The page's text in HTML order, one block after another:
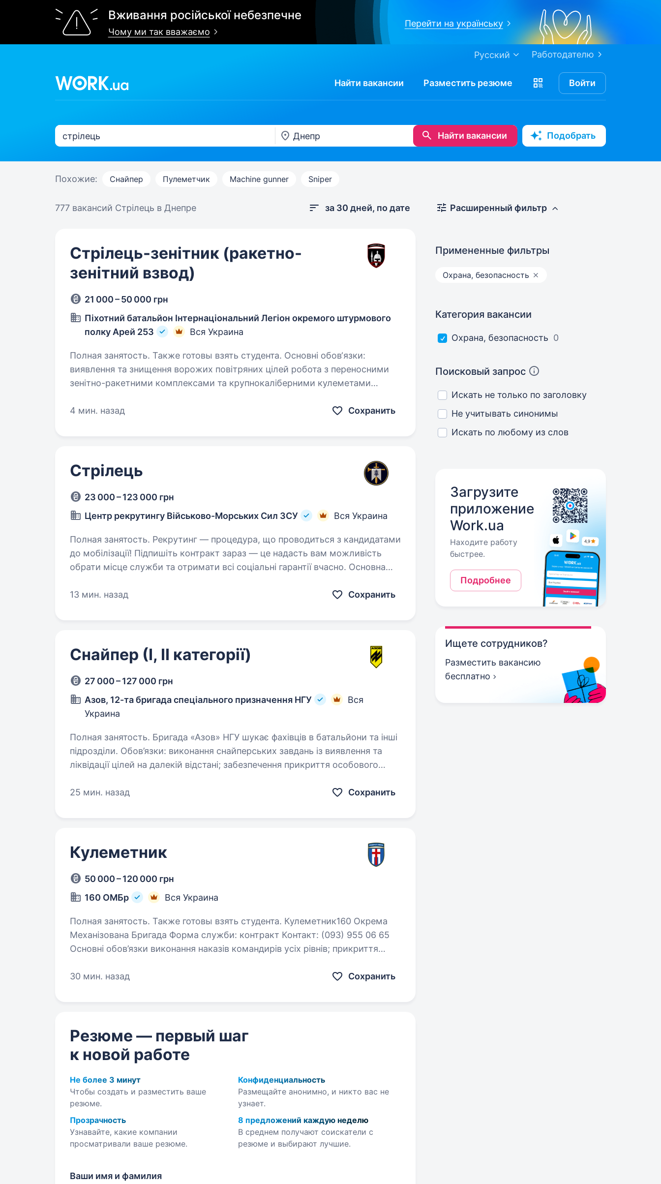
Вживання російської небезпечне
Чому ми так вважаємо
Перейти на українську
Работодателю
Русский
Найти вакансии Разместить резюме Войти
Найти вакансии Подобрать
Похожие: Снайпер Пулеметчик Machine gunner Sniper
777 вакансий Стрілець в Днепре за 30 дней, по дате
Стрілець-зенітник (ракетно-
зенітний взвод)
21 000 – 50 000 грн
Піхотний батальйон Інтернаціональний Легіон окремого штурмового
полку Арей 253
Вся Украина
Полная занятость. Также готовы взять студента. Основні обов‘язки:
виявлення та знищення ворожих повітряних цілей робота з переносними
зенітно-ракетними комплексами та крупнокаліберними кулеметами
4 мин. назад
Сохранить
Стрілець
23 000 – 123 000 грн
Центр рекрутингу Військово-Морських Сил ЗСУ
Вся Украина
Полная занятость. Рекрутинг — процедура, що проводиться з кандидатами
до мобілізації! Підпишіть контракт зараз — це надасть вам можливість
обрати місце служби та отримати всі соціальні гарантії вчасно. Основна
13 мин. назад
Сохранить
Снайпер (І, ІІ категорії)
27 000 – 127 000 грн
Азов, 12-та бригада спеціального призначення НГУ
Вся
Украина
Полная занятость. Бригада «Азов» НГУ шукає фахівців в батальйони та інші
підрозділи. Обов’язки: виконання снайперських завдань із виявлення та
ліквідації цілей на далекій відстані; забезпечення прикриття особового
25 мин. назад
Сохранить
Кулеметник
50 000 – 120 000 грн
160 ОМБр
Вся Украина
Полная занятость. Также готовы взять студента. Кулеметник160 Окрема
Механізована Бригада Форма служби: контракт Контакт: (093) 955 06 65
Основні обов’язки виконання наказів командирів усіх рівнів; прикриття
30 мин. назад
Сохранить
Резюме — первый шаг
к новой работе
Не более 3 минут
Чтобы создать и разместить ваше
резюме.
Конфиденциальность
Размещайте анонимно, и никто вас не
узнает.
Прозрачность
Узнавайте, какие компании
просматривали ваше резюме.
8 предложений каждую неделю
В среднем получают соискатели с
резюме и выбирают лучшие.
Ваши имя и фамилия
Расширенный фильтр
Примененные фильтры
Охрана, безопасность
Категория вакансии
Охрана, безопасность 0
Поисковый запрос
Искать не только по заголовку
Не учитывать синонимы
Искать по любому из слов
Загрузите
приложение
Work.ua
Находите работу
быстрее.
Подробнее
Ищете сотрудников?
Разместить вакансию
бесплатно